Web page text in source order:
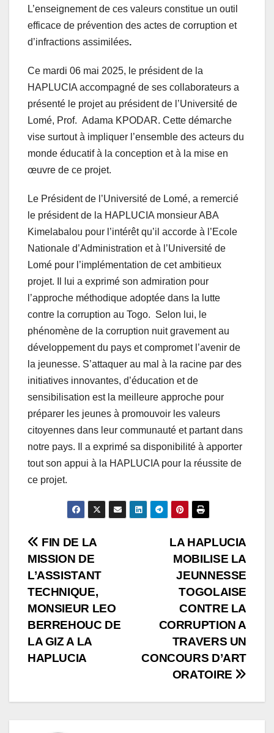
L’enseignement de ces valeurs constitue un outil
efficace de prévention des actes de corruption et
d’infractions assimilées.
Ce mardi 06 mai 2025, le président de la
HAPLUCIA accompagné de ses collaborateurs a
présenté le projet au président de l’Université de
Lomé, Prof. Adama KPODAR. Cette démarche
vise surtout à impliquer l’ensemble des acteurs du
monde éducatif à la conception et à la mise en
œuvre de ce projet.
Le Président de l’Université de Lomé, a remercié
le président de la HAPLUCIA monsieur ABA
Kimelabalou pour l’intérêt qu’il accorde à l’Ecole
Nationale d’Administration et à l’Université de
Lomé pour l’implémentation de cet ambitieux
projet. Il lui a exprimé son admiration pour
l’approche méthodique adoptée dans la lutte
contre la corruption au Togo. Selon lui, le
phénomène de la corruption nuit gravement au
développement du pays et compromet l’avenir de
la jeunesse. S’attaquer au mal à la racine par des
initiatives innovantes, d’éducation et de
sensibilisation est la meilleure approche pour
préparer les jeunes à promouvoir les valeurs
citoyennes dans leur communauté et partant dans
notre pays. Il a exprimé sa disponibilité à apporter
tout son appui à la HAPLUCIA pour la réussite de
ce projet.
Navigation
de
l’article
LA HAPLUCIA
MOBILISE LA
JEUNNESSE
TOGOLAISE
CONTRE LA
CORRUPTION A
TRAVERS UN
CONCOURS D’ART
ORATOIRE
FIN DE LA
MISSION DE
L’ASSISTANT
TECHNIQUE,
MONSIEUR LEO
BERREHOUC DE
LA GIZ A LA
HAPLUCIA